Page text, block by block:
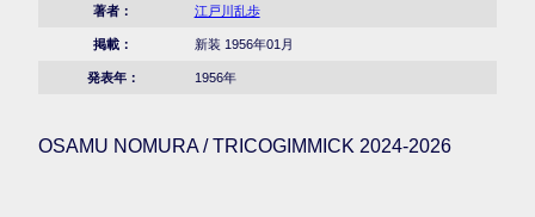
著者： 江戸川乱歩
掲載： 新装 1956年01月
発表年： 1956年
OSAMU NOMURA / TRICOGIMMICK 2024-2026